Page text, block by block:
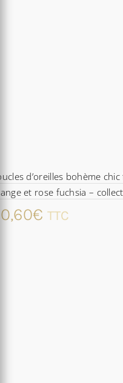
d’oreilles bohème
et rose fuchsia –
€ TTC